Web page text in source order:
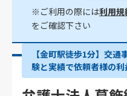
※ご利用の際には利用規
をご確認下さい
【金町駅徒歩1分】交
験と実績で依頼者様の